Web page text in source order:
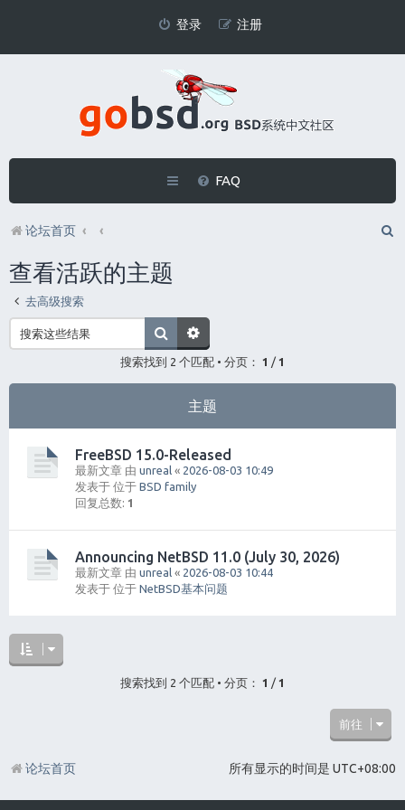
登录 注册
FAQ
论坛首页
查看活跃的主题
去高级搜索
搜索找到 2 个匹配 • 分页： 1 / 1
主题
FreeBSD 15.0-Released
最新文章 由 unreal « 2026-08-03 10:49
发表于 位于 BSD family
回复总数: 1
Announcing NetBSD 11.0 (July 30, 2026)
最新文章 由 unreal « 2026-08-03 10:44
发表于 位于 NetBSD基本问题
搜索找到 2 个匹配 • 分页： 1 / 1
前往
所有显示的时间是 UTC+08:00
论坛首页